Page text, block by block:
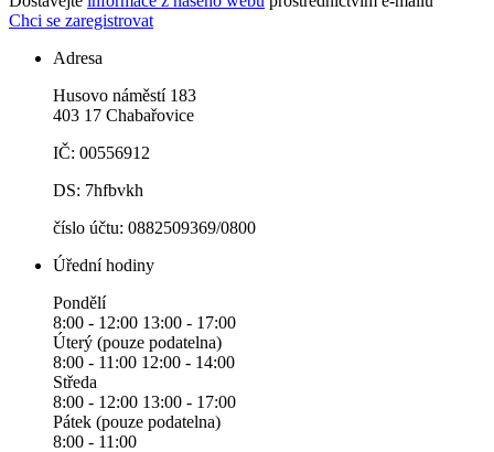
Chci se zaregistrovat
Adresa
Husovo náměstí 183
403 17 Chabařovice
IČ: 00556912
DS: 7hfbvkh
číslo účtu: 0882509369/0800
Úřední hodiny
Pondělí
8:00 - 12:00 13:00 - 17:00
Úterý (pouze podatelna)
8:00 - 11:00 12:00 - 14:00
Středa
8:00 - 12:00 13:00 - 17:00
Pátek (pouze podatelna)
8:00 - 11:00